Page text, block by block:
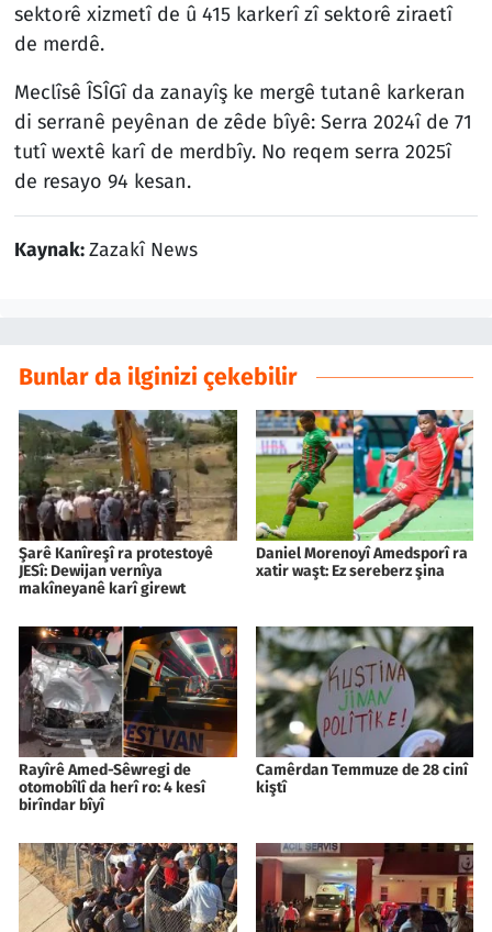
sektorê xizmetî de û 415 karkerî zî sektorê ziraetî
de merdê.
Meclîsê ÎSÎGî da zanayîş ke mergê tutanê karkeran
di serranê peyênan de zêde bîyê: Serra 2024î de 71
tutî wextê karî de merdbîy. No reqem serra 2025î
de resayo 94 kesan.
Kaynak:Zazakî News
Bunlar da ilginizi çekebilir
Şarê Kanîreşî ra protestoyê
JESî: Dewijan vernîya
makîneyanê karî girewt
Daniel Morenoyî Amedsporî ra
xatir waşt: Ez sereberz şina
Rayîrê Amed-Sêwregi de
otomobîlî da herî ro: 4 kesî
birîndar bîyî
Camêrdan Temmuze de 28 cinî
kiştî